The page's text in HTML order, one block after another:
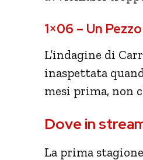
1×06 – Un
L’indagine di
inaspettata
mesi prima, non
Dove in
La prima